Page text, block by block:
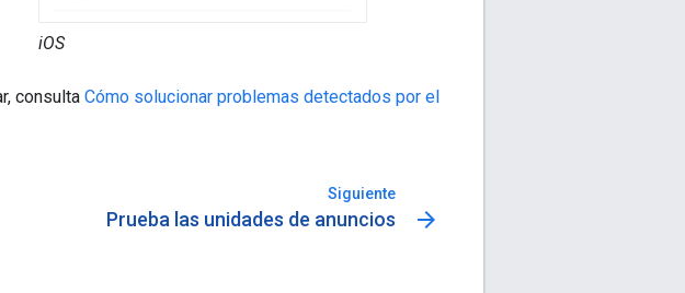
iOS
consulta Cómo solucionar problemas detectados por el
Siguiente
Prueba las unidades de anuncios arrow_forward